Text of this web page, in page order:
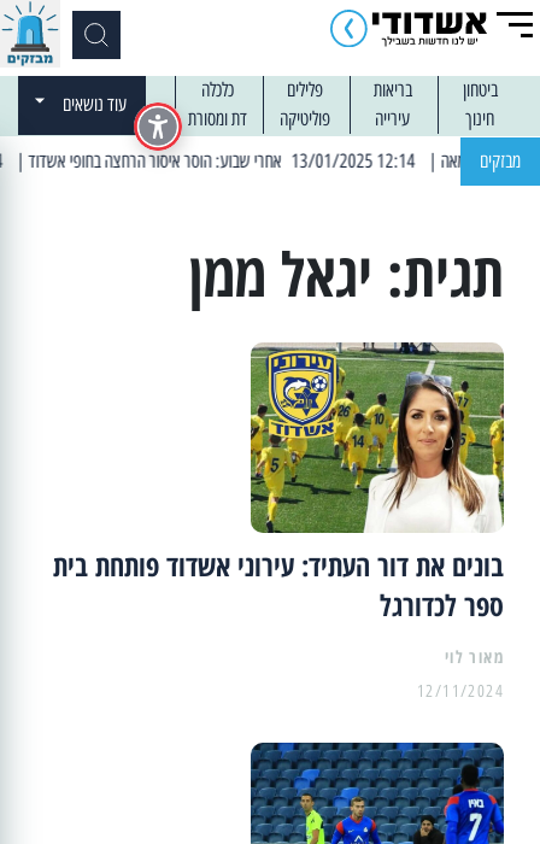
ביטחון בריאות פלילים
כלכלה
חינוך
עירייה פוליטיקה דת ומסורת
עוד נושאים
מבזקים | 12:14 13/01/2025 אחרי שבוע: הוסר איסור הרחצה בחופי אשדוד | 13:04 14/01/2025 עובדים בלילות: עבודות קרצוף וריבוד אספלט
תגית: יגאל ממן
בונים את דור העתיד: עירוני אשדוד פותחת בית
ספר לכדורגל
מאור לוי
12/11/2024